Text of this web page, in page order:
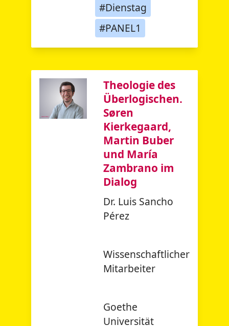
#Dienstag
#PANEL1
Theologie des
Überlogischen.
Søren
Kierkegaard,
Martin Buber
und María
Zambrano im
Dialog
Dr. Luis Sancho
Pérez
Wissenschaftlicher
Mitarbeiter
Goethe
Universität